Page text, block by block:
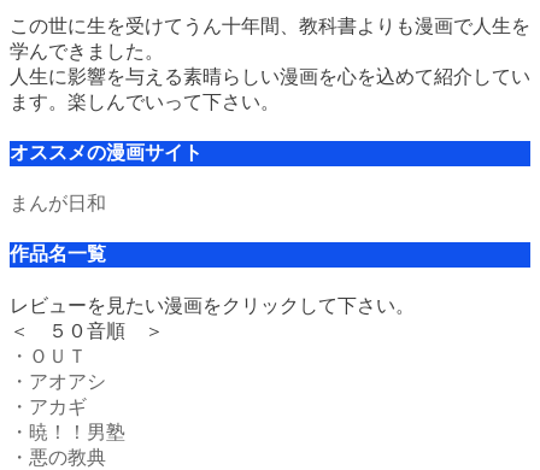
この世に生を受けてうん十年間、教科書よりも漫画で人生を
学んできました。
人生に影響を与える素晴らしい漫画を心を込めて紹介してい
ます。楽しんでいって下さい。
オススメの漫画サイト
まんが日和
作品名一覧
レビューを見たい漫画をクリックして下さい。
＜ ５０音順 ＞
・ＯＵＴ
・アオアシ
・アカギ
・暁！！男塾
・悪の教典